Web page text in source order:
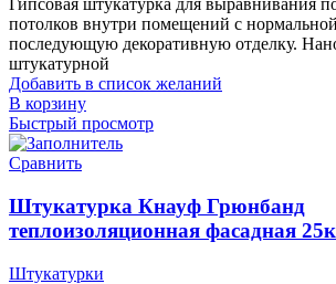
Гипсовая штукатурка для выравнивания
потолков внутри помещений с
последующую декоративную отделку.
штукатурной
Добавить в список желаний
В корзину
Быстрый просмотр
Сравнить
Штукатурка Кнауф Грюнбанд
теплоизоляционная фасадная
Штукатурки